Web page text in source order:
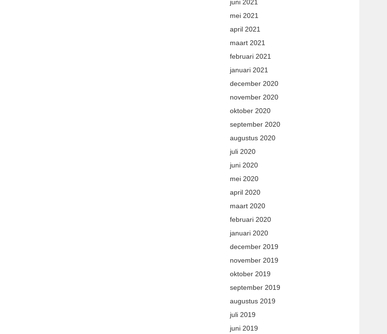
juni 2021
mei 2021
april 2021
maart 2021
februari 2021
januari 2021
december 2020
november 2020
oktober 2020
september 2020
augustus 2020
juli 2020
juni 2020
mei 2020
april 2020
maart 2020
februari 2020
januari 2020
december 2019
november 2019
oktober 2019
september 2019
augustus 2019
juli 2019
juni 2019